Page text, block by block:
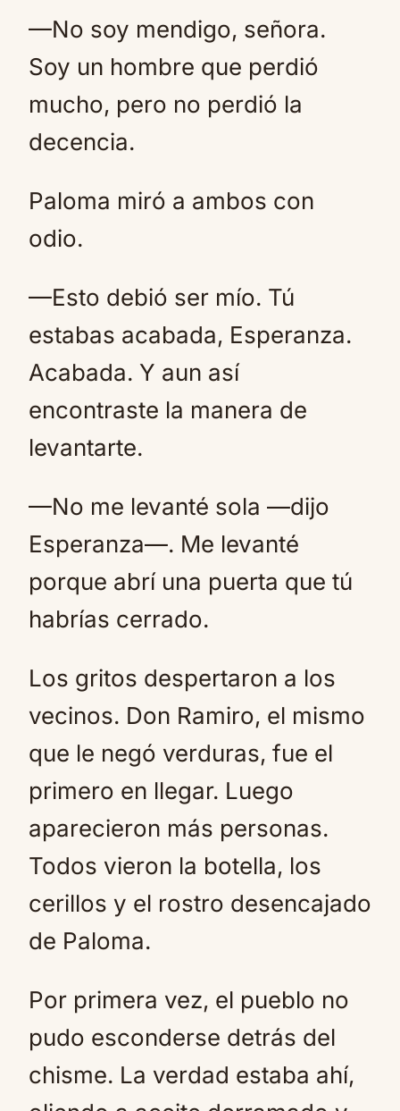
—No soy mendigo, señora.
Soy un hombre que perdió
mucho, pero no perdió la
decencia.
Paloma miró a ambos con
odio.
—Esto debió ser mío. Tú
estabas acabada, Esperanza.
Acabada. Y aun así
encontraste la manera de
levantarte.
—No me levanté sola —dijo
Esperanza—. Me levanté
porque abrí una puerta que tú
habrías cerrado.
Los gritos despertaron a los
vecinos. Don Ramiro, el mismo
que le negó verduras, fue el
primero en llegar. Luego
aparecieron más personas.
Todos vieron la botella, los
cerillos y el rostro desencajado
de Paloma.
Por primera vez, el pueblo no
pudo esconderse detrás del
chisme. La verdad estaba ahí,